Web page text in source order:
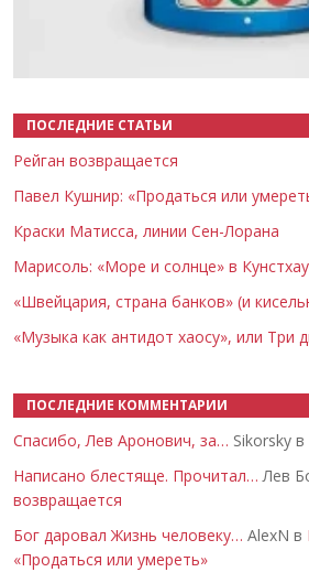
ПОСЛЕДНИЕ СТАТЬИ
Рейган возвращается
Павел Кушнир: «Продаться или
Краски Матисса, линии Сен-Лорана
Марисоль: «Море и солнце» в
«Швейцария, страна банков» (и
«Музыка как антидот хаосу», или Три
ПОСЛЕДНИЕ КОММЕНТАРИИ
Спасибо, Лев Аронович, за… Sikorsky в
Написано блестяще. Прочитал… Лев
возвращается
Бог даровал Жизнь человеку… AlexN в
«Продаться или умереть»